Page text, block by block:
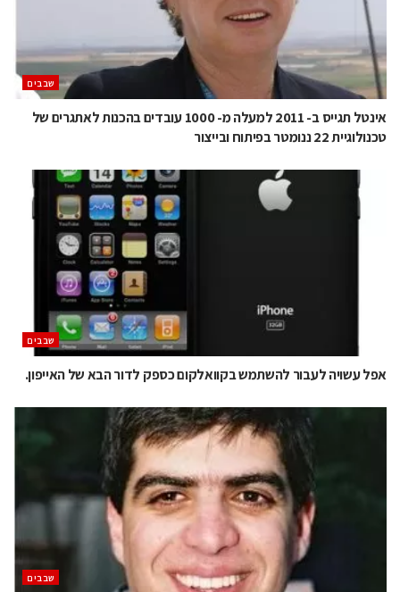
‫שבבים‬
אינטל תגייס ב- 2011 למעלה מ- 1000 עובדים בהכנות לאתגרים של
טכנולוגיית 22 ננומטר בפיתוח ובייצור
‫שבבים‬
אפל עשויה לעבור להשתמש בקוואלקום כספק לדור הבא של האייפון.
‫שבבים‬